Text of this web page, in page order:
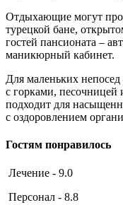
Отдыхающие могут
турецкой бане,
гостей пансионата –
маникюрный кабинет.
Для маленьких непосед
с горками, песочницей
подходит для
с оздоровлением
Гостям понравилось
Лечение - 9.0
Персонал - 8.8